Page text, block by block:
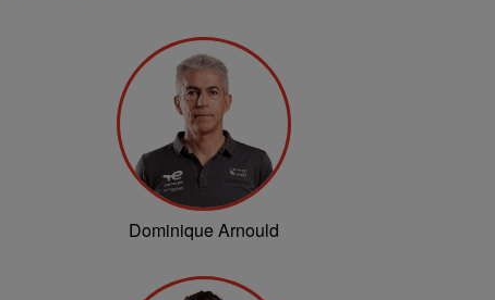
Dominique Arnould